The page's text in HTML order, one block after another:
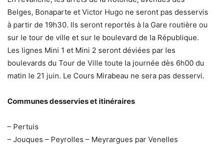
Belges, Bonaparte et Victor Hugo ne seront pas desservis
à partir de 19h30. Ils seront reportés à la Gare routière ou
sur le tour de ville et sur le boulevard de la République.
Les lignes Mini 1 et Mini 2 seront déviées par les
boulevards du Tour de Ville toute la journée dès 6h00 du
matin le 21 juin. Le Cours Mirabeau ne sera pas desservi.
Communes desservies et itinéraires
– Pertuis
– Jouques – Peyrolles – Meyrargues par Venelles